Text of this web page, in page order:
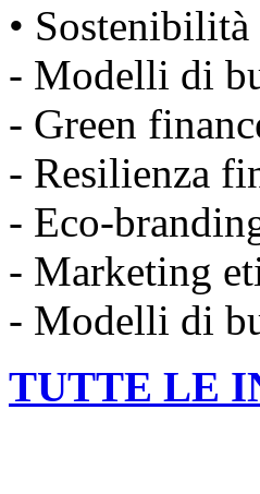
•
- Modelli di
- Green
- Resilienza
- Eco-
- Marketing
- Modelli di
TUTTE LE